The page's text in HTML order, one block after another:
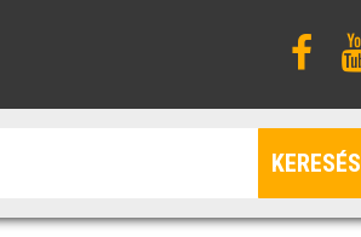
KERESÉS